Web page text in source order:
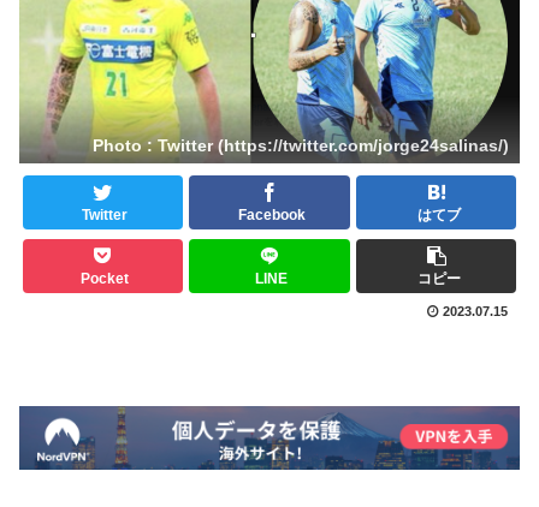
Photo : Twitter (https://twitter.com/jorge24salinas/)
Twitter Facebook はてブ
Pocket LINE コピー
2023.07.15